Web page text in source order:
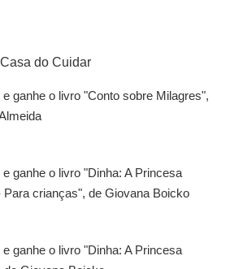
do Cuidar
e ganhe o livro "Conto sobre Milagres",
ganhe o livro "Dinha: A Princesa
Para crianças", de Giovana Boicko
ganhe o livro "Dinha: A Princesa